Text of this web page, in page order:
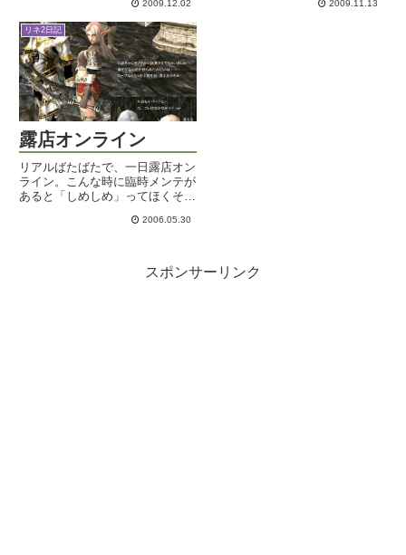
せん。小さなスイカからはネク
タ...
2009.12.02
までこんな場を全く設けていなか
2009.11.13
リネ2日記
露店オンライン
リアルばたばたで、一日露店オン
ライン。こんな時に臨時メンテが
あると「しめしめ」ってほくそ笑
ル露店がガクッと減るのだ！今売
ッと出したプレレザ下売ってま
2006.05.30
スポンサーリンク